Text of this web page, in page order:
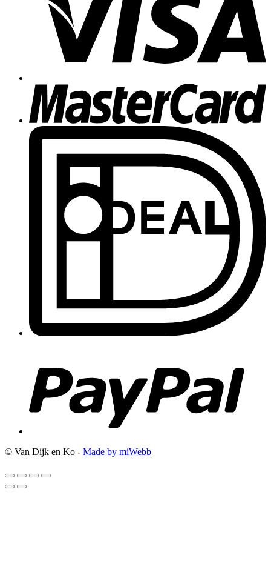
© Van Dijk en Ko - Made by miWebb